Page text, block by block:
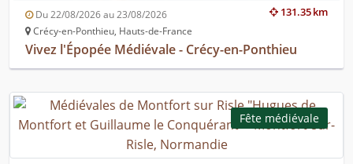
131.35 km
Du 22/08/2026 au 23/08/2026
Crécy-en-Ponthieu, Hauts-de-France
Vivez l'Épopée Médiévale - Crécy-en-Ponthieu
Fête médiévale